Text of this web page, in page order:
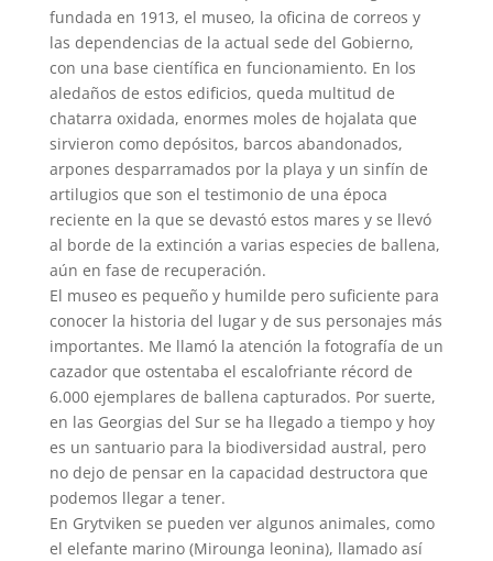
fundada en 1913, el museo, la oficina de correos y
las dependencias de la actual sede del Gobierno,
con una base científica en funcionamiento. En los
aledaños de estos edificios, queda multitud de
chatarra oxidada, enormes moles de hojalata que
sirvieron como depósitos, barcos abandonados,
arpones desparramados por la playa y un sinfín de
artilugios que son el testimonio de una época
reciente en la que se devastó estos mares y se llevó
al borde de la extinción a varias especies de ballena,
aún en fase de recuperación.
El museo es pequeño y humilde pero suficiente para
conocer la historia del lugar y de sus personajes más
importantes. Me llamó la atención la fotografía de un
cazador que ostentaba el escalofriante récord de
6.000 ejemplares de ballena capturados. Por suerte,
en las Georgias del Sur se ha llegado a tiempo y hoy
es un santuario para la biodiversidad austral, pero
no dejo de pensar en la capacidad destructora que
podemos llegar a tener.
En Grytviken se pueden ver algunos animales, como
el elefante marino (Mirounga leonina), llamado así